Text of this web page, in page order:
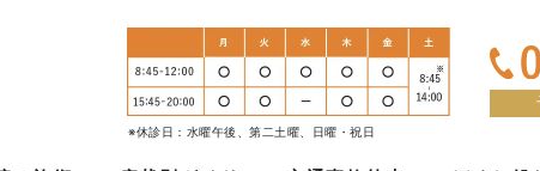
※休診日：水曜午後、第二土曜、日曜・祝日